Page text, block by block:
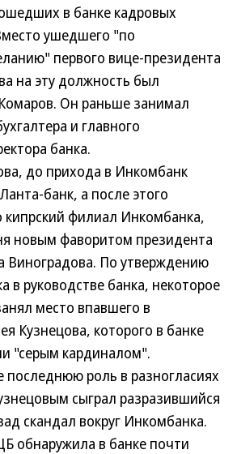
в банке кадровых
ушедшего "по
первого вице-президента
на эту должность был
Он раньше занимал
и главного
банка.
до прихода в Инкомбанк
банк, а после этого
кипрский филиал Инкомбанка,
новым фаворитом президента
Виноградова. По утверждению
в руководстве банка, некоторое
место впавшего в
Кузнецова, которого в банке
"серым кардиналом".
роль в разногласиях
сыграл разразившийся
скандал вокруг Инкомбанка.
обнаружила в банке почти